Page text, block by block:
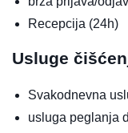
Recepcija (24h)
Usluge
Svakodnevna
usluga peglanja